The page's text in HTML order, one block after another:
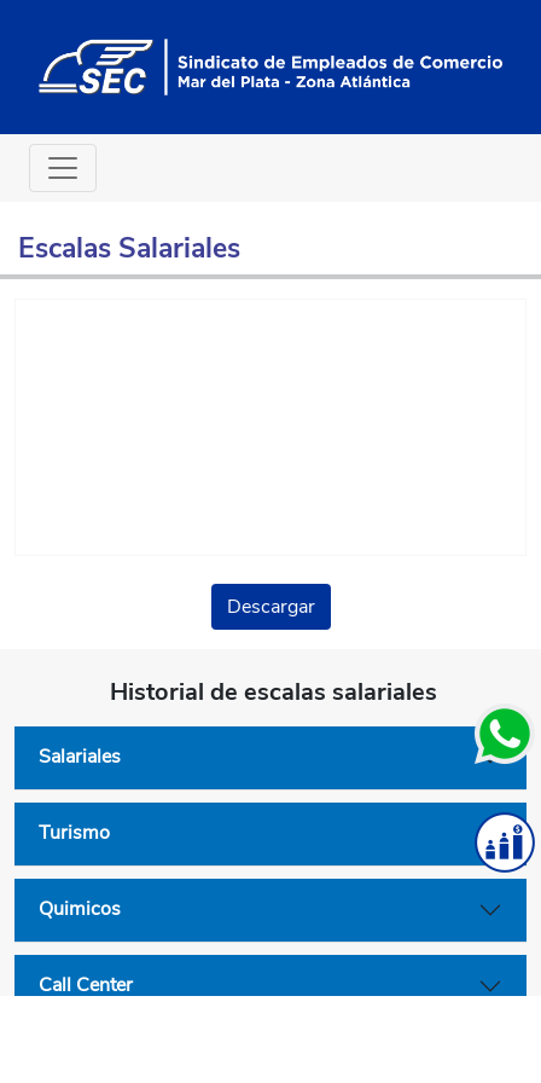
Escalas Salariales
Descargar
Historial de escalas salariales
Salariales
Turismo
Quimicos
Call Center